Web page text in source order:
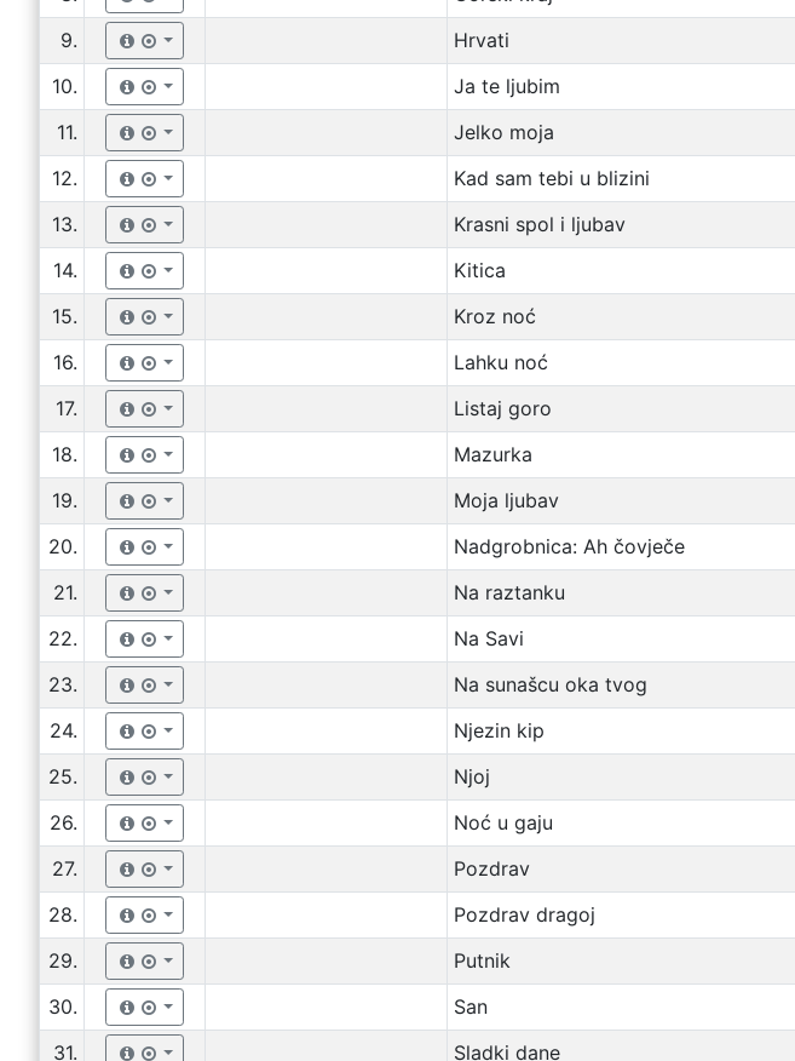
9.
Hrvati
10.
Ja te ljubim
11.
Jelko moja
12.
Kad sam tebi u blizini
13.
Krasni spol i ljubav
14.
Kitica
15.
Kroz noć
16.
Lahku noć
17.
Listaj goro
18.
Mazurka
19.
Moja ljubav
20.
Nadgrobnica: Ah čovječe
21.
Na raztanku
22.
Na Savi
23.
Na sunašcu oka tvog
24.
Njezin kip
25.
Njoj
26.
Noć u gaju
27.
Pozdrav
28.
Pozdrav dragoj
29.
Putnik
30.
San
31.
Sladki dane